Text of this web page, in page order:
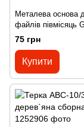
Металева основа
файлів півмісяць
Fashion
75 грн
Купити